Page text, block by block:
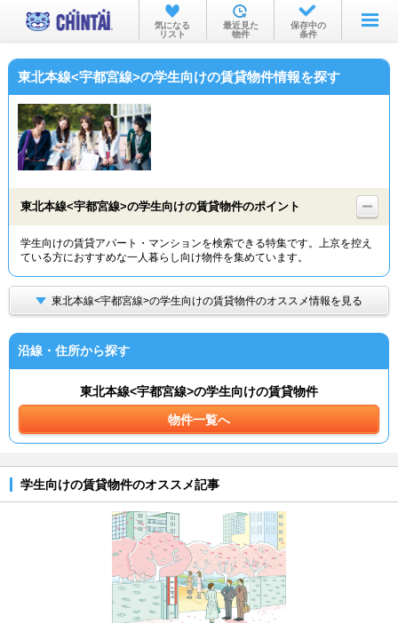
お部屋を探す
沿線・駅から
物件特集から
TOP
気になる
リスト
最近見た
物件
保存中の
条件
東北本線<宇都宮線>の学生向けの賃貸物件情報を探す
東北本線<宇都宮線>の学生向けの賃貸物件のポイント
学生向けの賃貸アパート・マンションを検索できる特集です。上京を控え
ている方におすすめな一人暮らし向け物件を集めています。
東北本線<宇都宮線>の学生向けの賃貸物件のオススメ情報を見る
沿線・住所から探す
東北本線<宇都宮線>の学生向けの賃貸物件
物件一覧へ
学生向けの賃貸物件のオススメ記事